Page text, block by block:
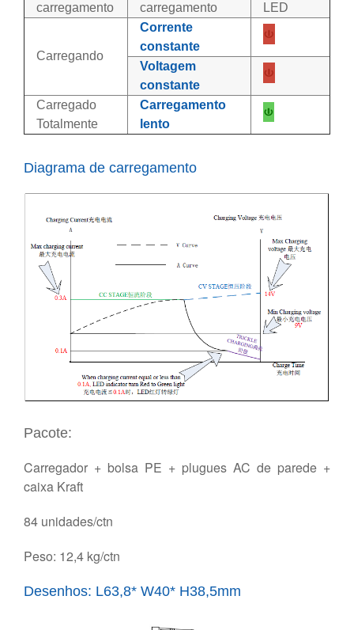
carregamento
carregamento
LED
Carregando
Corrente
constante
Voltagem
constante
Carregado
Totalmente
Carregamento
lento
Diagrama de carregamento
Pacote:
Carregador + bolsa PE + plugues AC de parede +
caixa Kraft
84 unidades/ctn
Peso: 12,4 kg/ctn
Desenhos: L63,8* W40* H38,5mm